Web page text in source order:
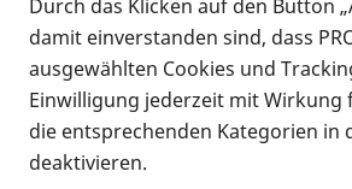
Durch das Klicken auf den Button
damit einverstanden sind, dass
ausgewählten Cookies und
Einwilligung jederzeit mit
die entsprechenden Kategorien in
deaktivieren.